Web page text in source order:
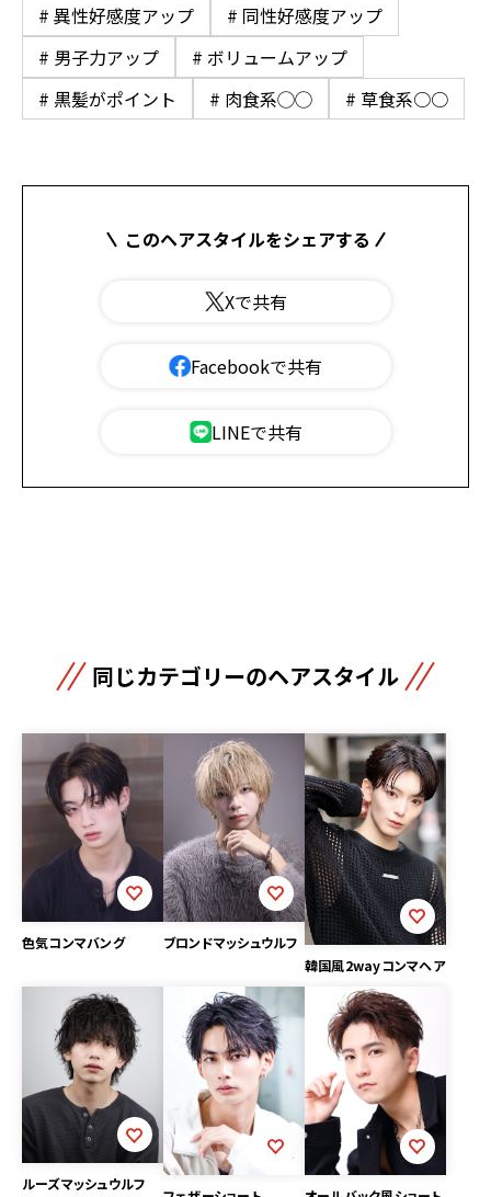
# 異性好感度アップ
# 同性好感度アップ
# 男子力アップ
# ボリュームアップ
# 黒髪がポイント
# 肉食系◯◯ # 草食系○○
このヘアスタイルをシェアする
Xで共有
Facebookで共有
LINEで共有
同じカテゴリーのヘアスタイル
色気コンマバング
ブロンドマッシュウルフ
韓国風2wayコンマヘア
ルーズマッシュウルフ